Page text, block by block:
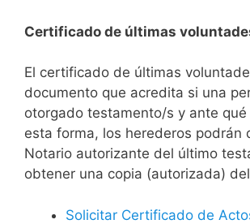
Certificado de últimas
El certificado de últimas
documento que acredita si una
otorgado testamento/s y ante
esta forma, los herederos podrán
Notario autorizante del último
obtener una copia (autorizada)
Solicitar Certificado de